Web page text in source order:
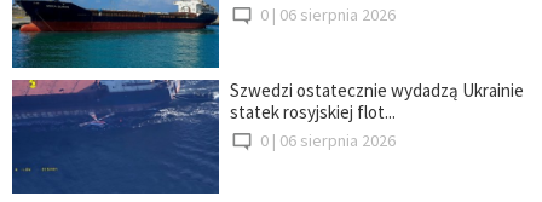
0 | 06 sierpnia 2026
Szwedzi ostatecznie wydadzą Ukrainie
statek rosyjskiej flot...
0 | 06 sierpnia 2026